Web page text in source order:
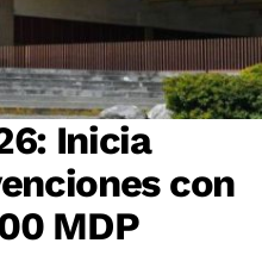
Inicia
con
MDP